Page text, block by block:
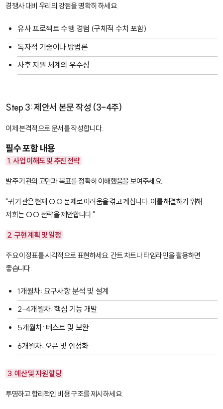
경쟁사 대비 우리의 강점을 명확히 하세요.
유사 프로젝트 수행 경험 (구체적 수치 포함)
독자적 기술이나 방법론
사후 지원 체계의 우수성
Step 3: 제안서 본문 작성 (3-4주)
이제 본격적으로 문서를 작성합니다.
필수 포함 내용
1. 사업 이해도 및 추진 전략
발주 기관의 고민과 목표를 정확히 이해했음을 보여주세요.
"귀 기관은 현재 ○○ 문제로 어려움을 겪고 계십니다. 이를 해결하기 위해
저희는 ○○ 전략을 제안합니다."
2. 구현 계획 및 일정
주요 이정표를 시각적으로 표현하세요. 간트 차트나 타임라인을 활용하면
좋습니다.
1개월차: 요구사항 분석 및 설계
2-4개월차: 핵심 기능 개발
5개월차: 테스트 및 보완
6개월차: 오픈 및 안정화
3. 예산 및 자원 할당
투명하고 합리적인 비용 구조를 제시하세요.